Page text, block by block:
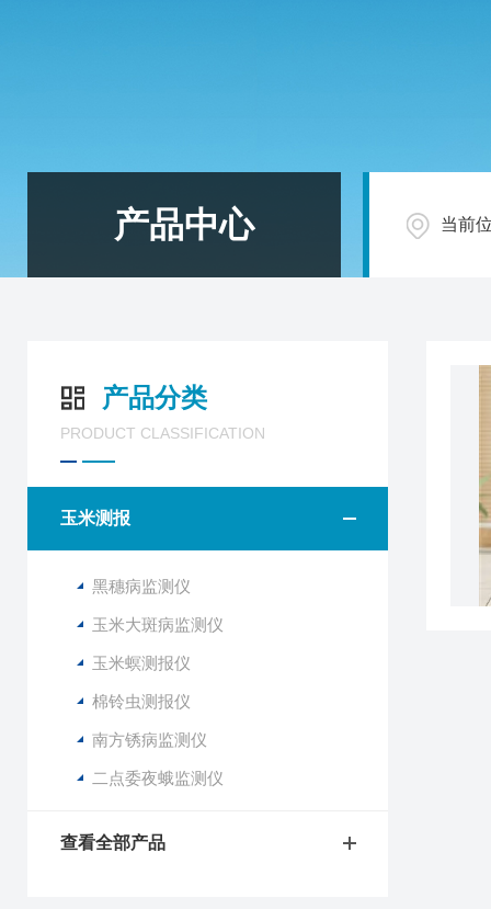
产品中心 当前
产品分类
PRODUCT CLASSIFICATION
玉米测报
黑穗病监测仪
玉米大斑病监测仪
玉米螟测报仪
棉铃虫测报仪
南方锈病监测仪
二点委夜蛾监测仪
查看全部产品